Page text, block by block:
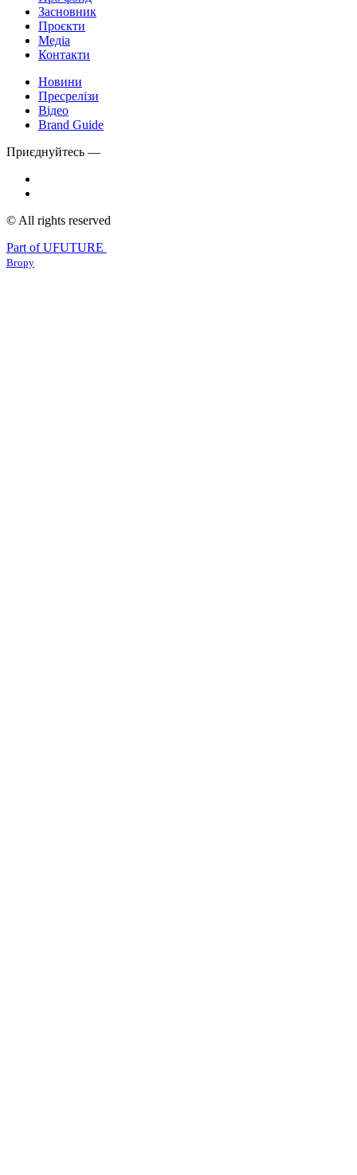
Засновник
Проєкти
Медіа
Контакти
Новини
Пресрелізи
Відео
Brand Guide
Приєднуйтесь —
© All rights reserved
Part of UFUTURE
Вгору